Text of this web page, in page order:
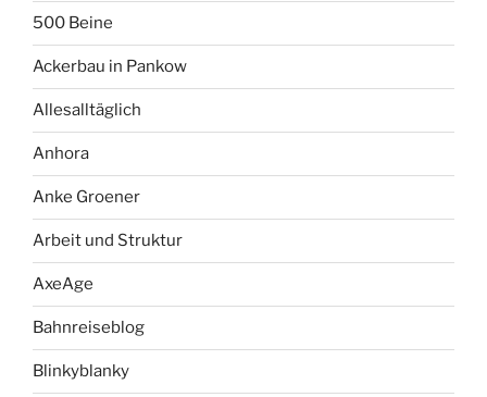
500 Beine
Ackerbau in Pankow
Allesalltäglich
Anhora
Anke Groener
Arbeit und Struktur
AxeAge
Bahnreiseblog
Blinkyblanky